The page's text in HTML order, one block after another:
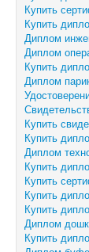
Купить
Купить
Диплом
Диплом
Купить
Диплом
Купить
Купить
Диплом
Купить
Купить
Купить
Купить
Диплом
Купить